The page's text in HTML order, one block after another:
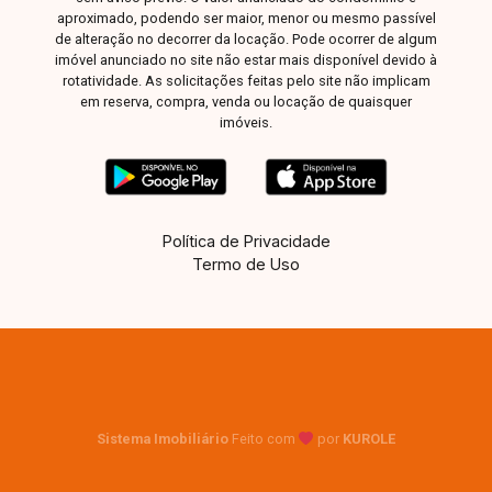
aproximado, podendo ser maior, menor ou mesmo passível
de alteração no decorrer da locação. Pode ocorrer de algum
imóvel anunciado no site não estar mais disponível devido à
rotatividade. As solicitações feitas pelo site não implicam
em reserva, compra, venda ou locação de quaisquer
imóveis.
Política de Privacidade
Termo de Uso
Sistema Imobiliário Feito com por KUROLE